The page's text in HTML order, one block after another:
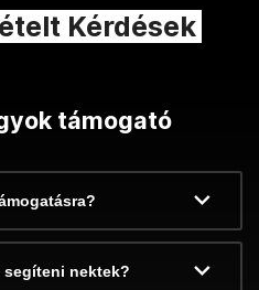
Kérdések
támogató
segíteni nektek?